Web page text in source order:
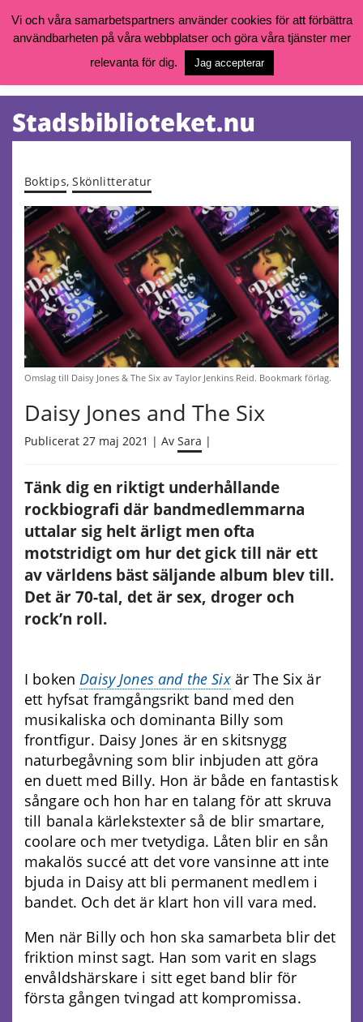
Vill du söka böcker, logga in på ditt bibliotekskonto eller nå övriga
goteborg.se/bibliotek
Öppettider, katalog och kontakt
Tjänster
Boktips,Skönlitteratur
Omslag till Daisy Jones & The Six av Taylor Jenkins Reid. Bookmark förlag.
Daisy Jones and The Six
Publicerat 27 maj 2021 | Av Sara |
Tänk dig en riktigt underhållande
rockbiografi där bandmedlemmarna
uttalar sig helt ärligt men ofta
motstridigt om hur det gick till när ett
av världens bäst säljande album blev till.
Det är 70-tal, det är sex, droger och
rock’n roll.
I bokenDaisy Jones and the Sixär The Six är
ett hyfsat framgångsrikt band med den
musikaliska och dominanta Billy som
frontfigur. Daisy Jones är en skitsnygg
naturbegåvning som blir inbjuden att göra
en duett med Billy. Hon är både en fantastisk
sångare och hon har en talang för att skruva
till banala kärlekstexter så de blir smartare,
coolare och mer tvetydiga. Låten blir en sån
makalös succé att det vore vansinne att inte
bjuda in Daisy att bli permanent medlem i
bandet. Och det är klart hon vill vara med.
Men när Billy och hon ska samarbeta blir det
friktion minst sagt. Han som varit en slags
envåldshärskare i sitt eget band blir för
första gången tvingad att kompromissa.
Vi och våra samarbetspartners använder cookies för att förbättra
användbarheten på våra webbplatser och göra våra tjänster mer
relevanta för dig.
Jag accepterar